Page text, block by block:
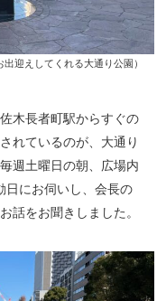
迎えしてくれる大通り公園）
木長者町駅からすぐの
れているのが、大通り
週土曜日の朝、広場内
日にお伺いし、会長の
話をお聞きしました。